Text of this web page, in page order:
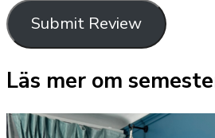
Submit Review
Läs mer om